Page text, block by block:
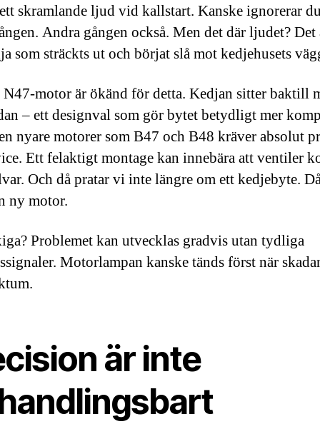
skramlande ljud vid kallstart. Kanske ignorerar
Andra gången också. Men det där ljudet?
som sträckts ut och börjat slå mot kedjehusets
motor är ökänd för detta. Kedjan sitter baktill
– ett designval som gör bytet betydligt mer
nyare motorer som B47 och B48 kräver absolut
Ett felaktigt montage kan innebära att ventiler
Och då pratar vi inte längre om ett kedjebyte.
ny motor.
Problemet kan utvecklas gradvis utan tydliga
Motorlampan kanske tänds först när
är inte